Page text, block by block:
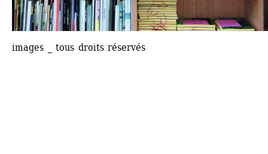
images _ tous droits réservés